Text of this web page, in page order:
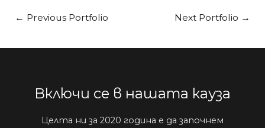
← Previous Portfolio Next Portfolio →
Включи се в нашата кауза
Целта ни за 2020 година е да започнем